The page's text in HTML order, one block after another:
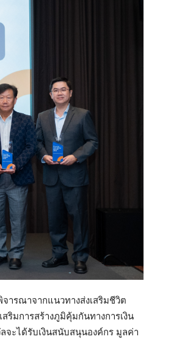
ารณาจากแนวทางส่งเสริมชีวิต
ริมการสร้างภูมิคุ้มกันทางการเงิน
จะได้รับเงินสนับสนุนองค์กร มูลค่า